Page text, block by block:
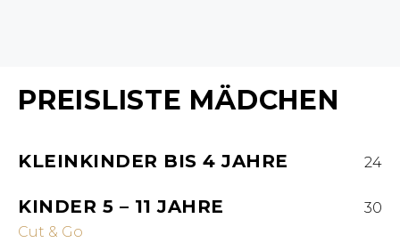
PREISLISTE MÄDCHEN
KLEINKINDER BIS 4 JAHRE 24
KINDER 5 – 11 JAHRE
30
Cut & Go